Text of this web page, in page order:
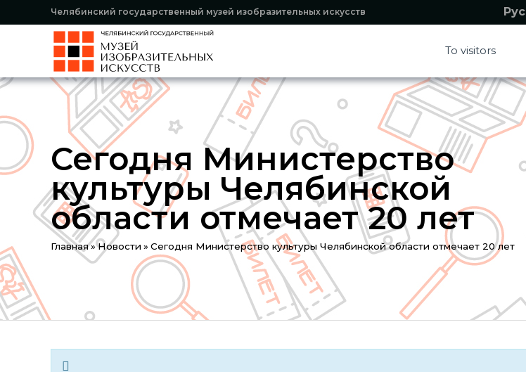
Челябинский государственный музей изобразительных искусств Рус
To visitors
Сегодня Министерство
культуры Челябинской
области отмечает 20 лет
You
Главная» Новости » Сегодня Министерство культуры Челябинской области отмечает 20 лет